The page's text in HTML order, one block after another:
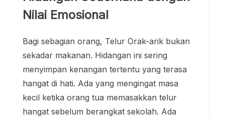
Nilai Emosional
Bagi sebagian orang, Telur Orak-arik bukan
sekadar makanan. Hidangan ini sering
menyimpan kenangan tertentu yang terasa
hangat di hati. Ada yang mengingat masa
kecil ketika orang tua memasakkan telur
hangat sebelum berangkat sekolah. Ada